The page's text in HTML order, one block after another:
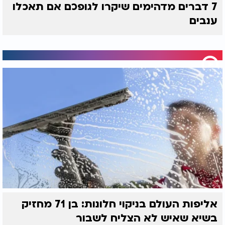
7 דברים מדהימים שיקרו לגופכם אם תאכלו
ענבים
אליפות העולם בניקוי חלונות: בן 71 מחזיק
בשיא שאיש לא הצליח לשבור